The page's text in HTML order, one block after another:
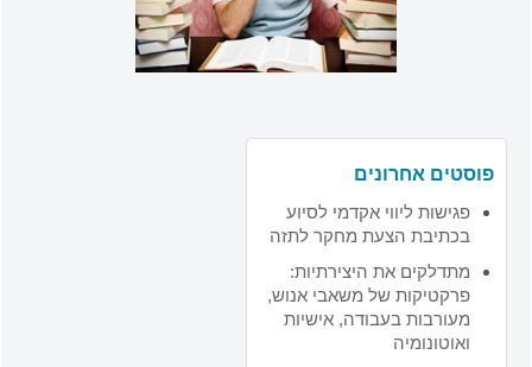
פוסטים אחרונים
פגישות ליווי אקדמי לסיוע
בכתיבת הצעת מחקר לתזה
מתדלקים את היצירתיות:
פרקטיקות של משאבי אנוש,
מעורבות בעבודה, אישיות
ואוטונומיה